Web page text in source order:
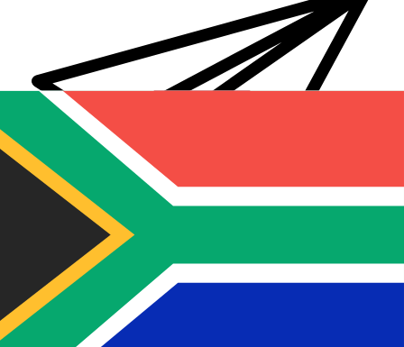
Transferts d'argent internationaux avec Xe